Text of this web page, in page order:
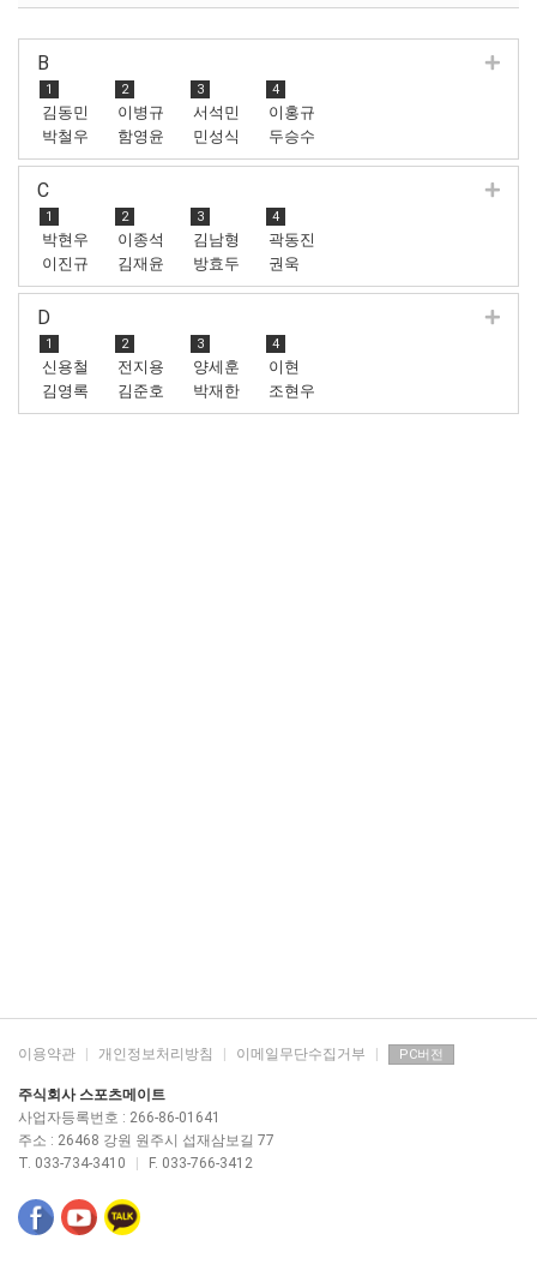
B
1
김동민
박철우
2
이병규
함영윤
3
서석민
민성식
4
이홍규
두승수
C
1
박현우
이진규
2
이종석
김재윤
3
김남형
방효두
4
곽동진
권욱
D
1
신용철
김영록
2
전지용
김준호
3
양세훈
박재한
4
이현
조현우
이용약관 개인정보처리방침 이메일무단수집거부 PC버전
주식회사 스포츠메이트
사업자등록번호 : 266-86-01641
주소 : 26468 강원 원주시 섭재삼보길 77
T. 033-734-3410
F. 033-766-3412